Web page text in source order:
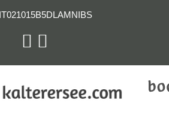
IT021015B5DLAMNIBS